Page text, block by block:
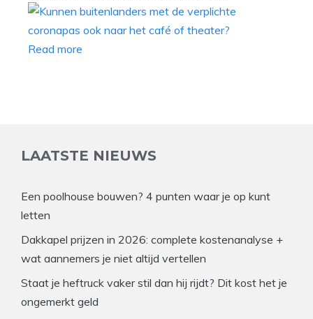
Read more
LAATSTE NIEUWS
Een poolhouse bouwen? 4 punten waar je op kunt
letten
Dakkapel prijzen in 2026: complete kostenanalyse +
wat aannemers je niet altijd vertellen
Staat je heftruck vaker stil dan hij rijdt? Dit kost het je
ongemerkt geld